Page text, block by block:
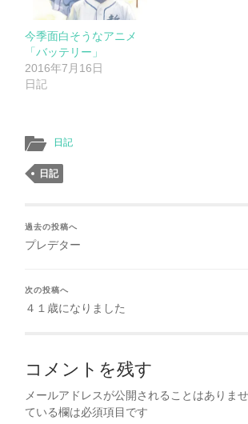
今季面白そうなアニメ
「バッテリー」
2016年7月16日
日記
日記
日記
過去の投稿へ
プレデター
次の投稿へ
４１歳になりました
コメントを残す
メールアドレスが公開されることはありませ
ている欄は必須項目です